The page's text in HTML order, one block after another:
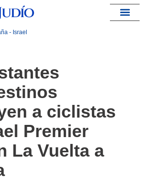
- Israel
a ciclistas
Premier
La Vuelta a